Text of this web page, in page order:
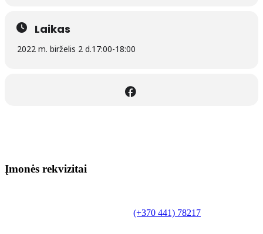
Laikas
2022 m. birželis 2 d.17:00-18:00
Įmonės rekvizitai
(+370 441) 78217